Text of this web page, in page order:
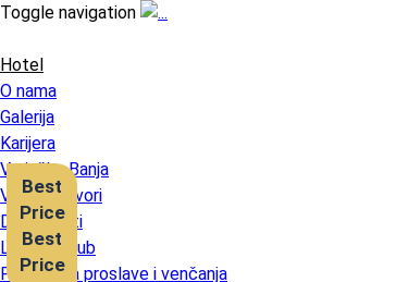
Toggle navigation
Hotel
O nama
Galerija
Karijera
Vrnjačka Banja
Vrnjački izvori
Dokumenti
Loyalty Club
Ponuda za proslave i venčanja
Best
Price
Best
Price